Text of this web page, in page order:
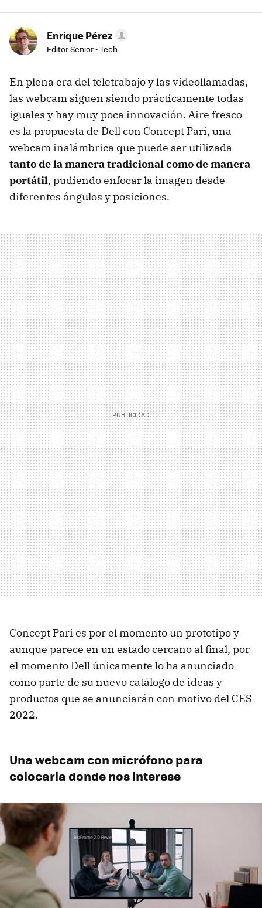
Enrique Pérez
Editor Senior - Tech
En plena era del teletrabajo y las videollamadas,
las webcam siguen siendo prácticamente todas
iguales y hay muy poca innovación. Aire fresco
es la propuesta de Dell con Concept Pari, una
webcam inalámbrica que puede ser utilizada
tanto de la manera tradicional como de manera
portátil, pudiendo enfocar la imagen desde
diferentes ángulos y posiciones.
Concept Pari es por el momento un prototipo y
aunque parece en un estado cercano al final, por
el momento Dell únicamente lo ha anunciado
como parte de su nuevo catálogo de ideas y
productos que se anunciarán con motivo del CES
2022.
Una webcam con micrófono para
colocarla donde nos interese